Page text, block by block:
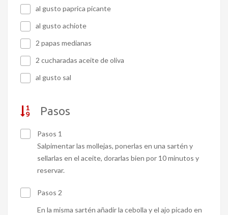
al gusto paprica picante
al gusto achiote
2 papas medianas
2 cucharadas aceite de oliva
al gusto sal
Pasos
Pasos 1
Salpimentar las mollejas, ponerlas en una sartén y
sellarlas en el aceite, dorarlas bien por 10 minutos y
reservar.
Pasos 2
En la misma sartén añadir la cebolla y el ajo picado en